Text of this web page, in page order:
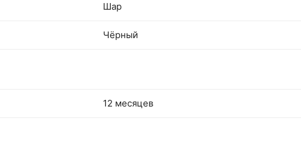
Шар
Чёрный
12 месяцев